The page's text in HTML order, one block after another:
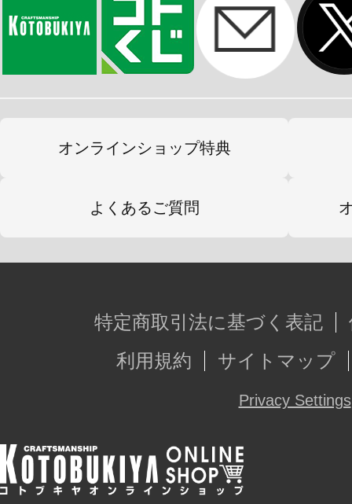
オンラインショップ特典
よくあるご質問
特定商取引法に基づく表記
利用規約
サイトマップ
Privacy Settings